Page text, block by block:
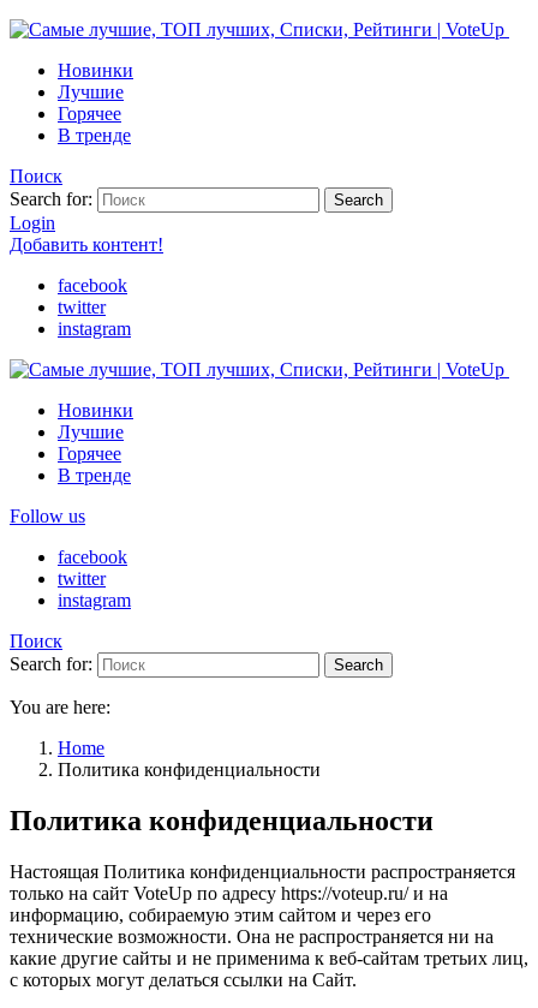
Новинки
Лучшие
Горячее
В тренде
Поиск
Search for:
Search
Login
Добавить контент!
facebook
twitter
instagram
Новинки
Лучшие
Горячее
В тренде
Follow us
facebook
twitter
instagram
Поиск
Search for:
Search
You are here:
Home
Политика конфиденциальности
Политика конфиденциальности
Настоящая Политика конфиденциальности распространяется
только на сайт VoteUp по адресу https://voteup.ru/ и на
информацию, собираемую этим сайтом и через его
технические возможности. Она не распространяется ни на
какие другие сайты и не применима к веб-сайтам третьих лиц,
с которых могут делаться ссылки на Сайт.